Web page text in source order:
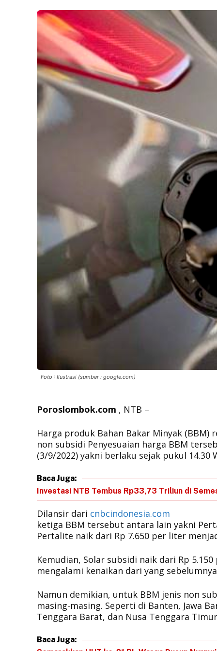
Foto : Ilustrasi (sumber : google.com)
Poroslombok.com , NTB –
Harga produk Bahan Bakar Minyak
non subsidi Penyesuaian harga BBM
(3/9/2022) yakni berlaku sejak pukul 14.30
Baca Juga:
Investasi NTB Tembus Rp33,73 Triliun di
Dilansir dari cnbcindonesia.com
ketiga BBM tersebut antara lain yakni
Pertalite naik dari Rp 7.650 per liter
Kemudian, Solar subsidi naik dari Rp
mengalami kenaikan dari yang
Namun demikian, untuk BBM jenis non
masing-masing. Seperti di Banten, Jawa
Tenggara Barat, dan Nusa Tenggara
Baca Juga: